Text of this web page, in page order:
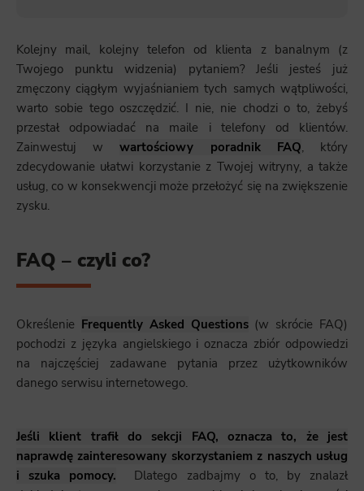
Kolejny mail, kolejny telefon od klienta z banalnym (z
Twojego punktu widzenia) pytaniem? Jeśli jesteś już
zmęczony ciągłym wyjaśnianiem tych samych wątpliwości,
warto sobie tego oszczędzić. I nie, nie chodzi o to, żebyś
przestał odpowiadać na maile i telefony od klientów.
Zainwestuj wwartościowy poradnik FAQ, który
zdecydowanie ułatwi korzystanie z Twojej witryny, a także
usług, co w konsekwencji może przełożyć się na zwiększenie
zysku.
FAQ – czyli co?
Określenie Frequently Asked Questions(w skrócie FAQ)
pochodzi z języka angielskiego i oznacza zbiór odpowiedzi
na najczęściej zadawane pytania przez użytkowników
danego serwisu internetowego.
Jeśli klient trafił do sekcji FAQ, oznacza to, że jest
naprawdę zainteresowany skorzystaniem z naszych usług
i szuka pomocy.
Dlatego zadbajmy o to, by znalazł